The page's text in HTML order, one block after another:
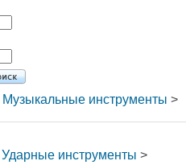
Музыкальные инструменты >
Ударные инструменты >